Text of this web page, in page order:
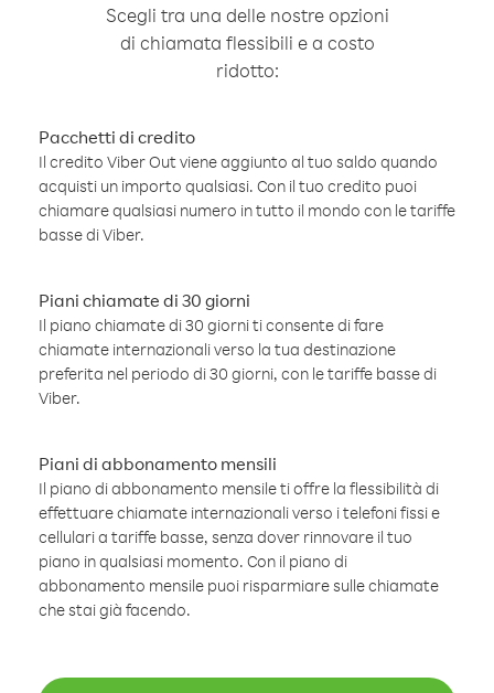
Scegli tra una delle nostre opzioni
di chiamata flessibili e a costo
ridotto:
Pacchetti di credito
Il credito Viber Out viene aggiunto al tuo saldo quando
acquisti un importo qualsiasi. Con il tuo credito puoi
chiamare qualsiasi numero in tutto il mondo con le tariffe
basse di Viber.
Piani chiamate di 30 giorni
Il piano chiamate di 30 giorni ti consente di fare
chiamate internazionali verso la tua destinazione
preferita nel periodo di 30 giorni, con le tariffe basse di
Viber.
Piani di abbonamento mensili
Il piano di abbonamento mensile ti offre la flessibilità di
effettuare chiamate internazionali verso i telefoni fissi e
cellulari a tariffe basse, senza dover rinnovare il tuo
piano in qualsiasi momento. Con il piano di
abbonamento mensile puoi risparmiare sulle chiamate
che stai già facendo.